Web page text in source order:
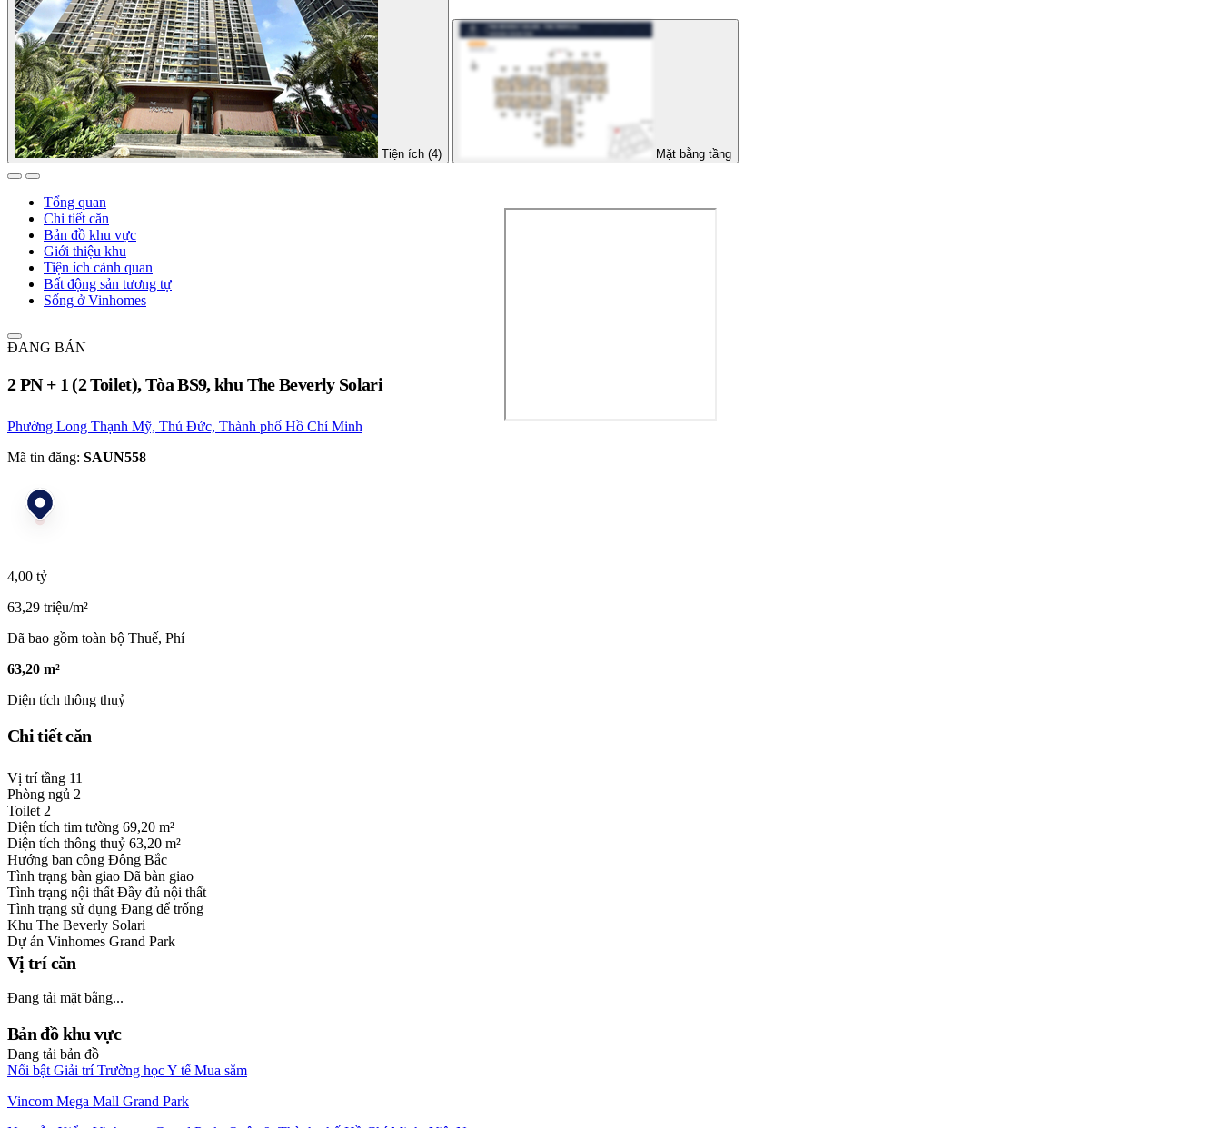
Tiện ích (4) Mặt bằng tầng
Tổng quan
Chi tiết căn
Bản đồ khu vực
Giới thiệu khu
Tiện ích cảnh quan
Bất động sản tương tự
Sống ở Vinhomes
ĐANG BÁN
2 PN + 1 (2 Toilet), Tòa BS9, khu The Beverly Solari
Phường Long Thạnh Mỹ, Thủ Đức, Thành phố Hồ Chí Minh
Mã tin đăng: SAUN558
4,00 tỷ
63,29 triệu/m²
Đã bao gồm toàn bộ Thuế, Phí
63,20 m²
Diện tích thông thuỷ
Chi tiết căn
Vị trí tầng 11
Phòng ngủ 2
Toilet 2
Diện tích tim tường 69,20 m²
Diện tích thông thuỷ 63,20 m²
Hướng ban công Đông Bắc
Tình trạng bàn giao Đã bàn giao
Tình trạng nội thất Đầy đủ nội thất
Tình trạng sử dụng Đang để trống
Khu The Beverly Solari
Dự án Vinhomes Grand Park
Vị trí căn
Đang tải mặt bằng...
Bản đồ khu vực
Đang tải bản đồ
Nổi bật Giải trí Trường họcY tế Mua sắm
Vincom Mega Mall Grand Park